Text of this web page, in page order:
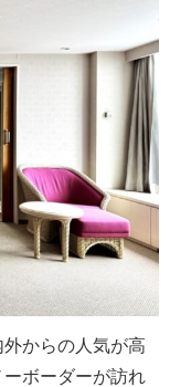
からの人気が高
ボーダーが訪れ